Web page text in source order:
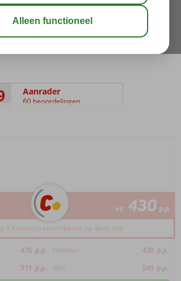
het Uzunyali privéstrand
Aanrader
60 beoordelingen
va 430 p.p.
3 kamer(s) beschikbaar op deze site
476 p.p. Oktober 430 p.p.
711 p.p. Mei 541 p.p.